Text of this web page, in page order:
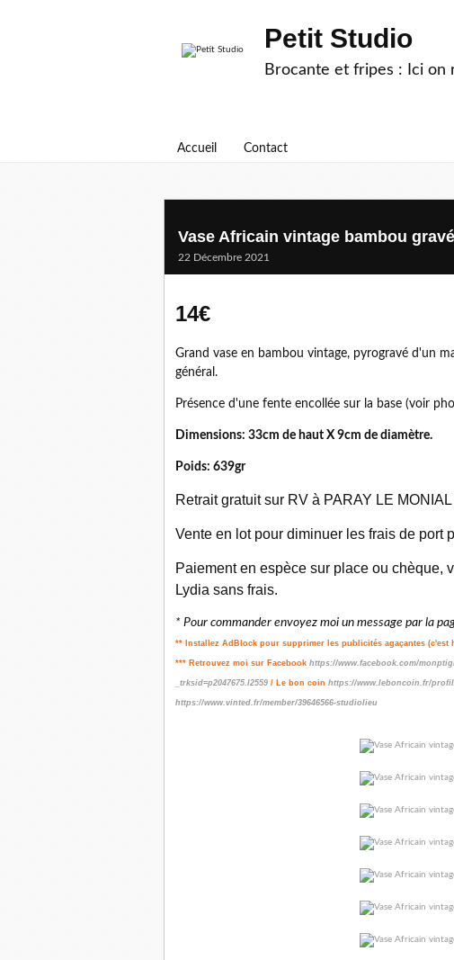
Petit Studio
Brocante et fripes : Ici on
Accueil Contact
Vase Africain vintage bambou
22 Décembre 2021
14€
Grand vase en bambou vintage, pyrogravé d'un
général.
Présence d'une fente encollée sur la base (voir
Dimensions: 33cm de haut X 9cm de diamètre.
Poids: 639gr
Retrait gratuit sur RV à PARAY LE
Vente en lot pour diminuer les frais de port
Paiement en espèce sur place ou chèque,
Lydia sans frais.
* Pour commander envoyez moi un message par la
** Installez AdBlock pour supprimer les publicités agaçantes (c'est
*** Retrouvez moi sur Facebook https://www.facebook.com/
_trksid=p2047675.l2559 / Le bon coin https://www.leboncoin.fr/profil/
https://www.vinted.fr/member/39646566-studiolieu